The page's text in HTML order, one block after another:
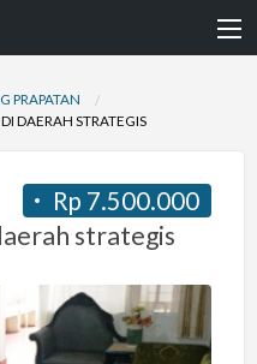
PRAPATAN
DAERAH STRATEGIS
Rp 7.500.000
strategis